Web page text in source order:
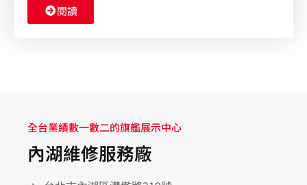
閱讀
全台業績數一數二的旗艦展示中心
內湖維修服務廠